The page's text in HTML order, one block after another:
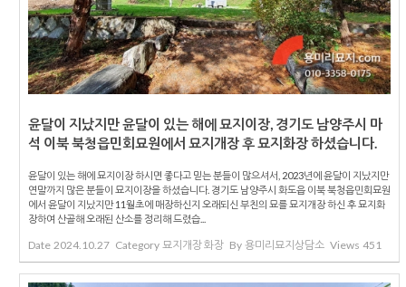
윤달이 지났지만 윤달이 있는 해에 묘지이장, 경기도 남양주시 마
석 이북 북청읍민회묘원에서 묘지개장 후 묘지화장 하셨습니다.
윤달이 있는 해에 묘지이장 하시면 좋다고 믿는 분들이 많으셔서, 2023년에 윤달이 지났지만
연말까지 많은 분들이 묘지이장을 하셨습니다. 경기도 남양주시 화도읍 이북 북청읍민회묘원
에서 윤달이 지났지만 11월초에 매장하신지 오래되신 부친의 묘를 묘지개장 하신 후 묘지화
장하여 산골해 오래된 산소를 정리해 드렸습...
Date 2024.10.27 Category 묘지개장 화장 By 용미리묘지상담소 Views 451